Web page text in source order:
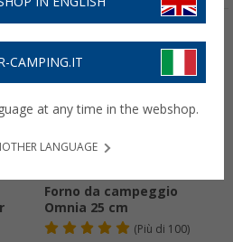
-10%
Forno da campeggio
Omnia 25 cm
(Più di 100)
CAMPING.IT
at any time in the webshop.
LANGUAGE